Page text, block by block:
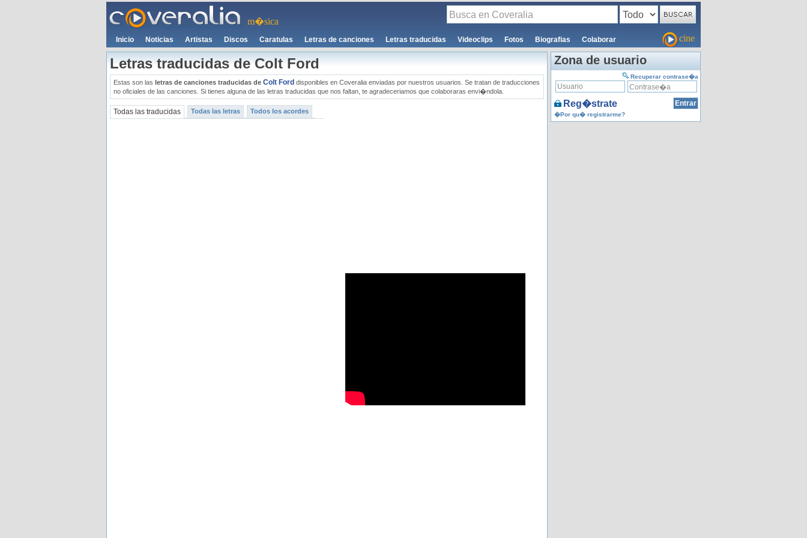
m�sica
Inicio Noticias Artistas Discos Caratulas Letras de canciones Letras traducidas Videoclips Fotos Biografias Colaborar cine
Letras traducidas de Colt Ford
Estas son las letras de canciones traducidas de Colt Ford disponibles en Coveralia enviadas por nuestros usuarios. Se tratan de traducciones
no oficiales de las canciones. Si tienes alguna de las letras traducidas que nos faltan, te agradeceriamos que colaboraras envi�ndola.
Todas las traducidas Todas las letras Todos los acordes
Zona de usuario
Recuperar contrase�a
Reg�strate
�Por qu� registrarme?